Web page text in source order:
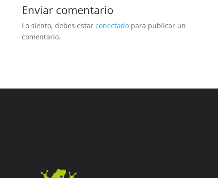
Enviar comentario
Lo siento, debes estar conectadopara publicar un
comentario.